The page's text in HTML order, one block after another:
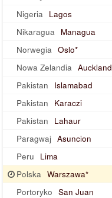
Nigeria Lagos
Nikaragua Managua
Norwegia Oslo*
Nowa Zelandia Auckland
Pakistan
Islamabad
Pakistan
Karaczi
Pakistan
Lahaur
Paragwaj Asuncion
Peru
Lima
Polska Warszawa*
Portoryko San Juan